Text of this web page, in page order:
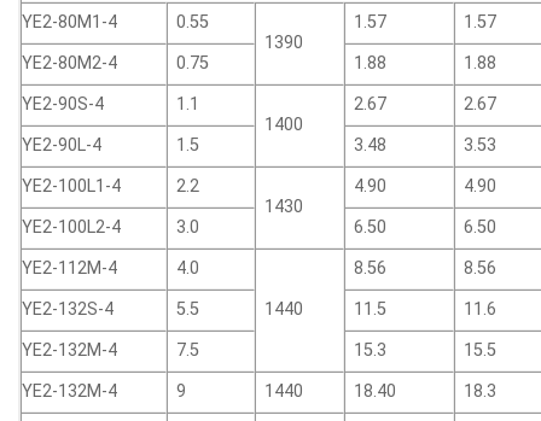
YE2-80M1-4
0.55
1390
1.57
1.57
YE2-80M2-4
0.75 1.88
1.88
YE2-90S-4
1.1
1400
2.67
2.67
YE2-90L-4
1.5 3.48
3.53
YE2-100L1-4
2.2
1430
4.90
4.90
YE2-100L2-4
3.0 6.50
6.50
YE2-112M-4
4.0
1440
8.56
8.56
YE2-132S-4
5.5 11.5
11.6
YE2-132M-4
7.5 15.3
15.5
YE2-132M-4
9 1440 18.40
18.3